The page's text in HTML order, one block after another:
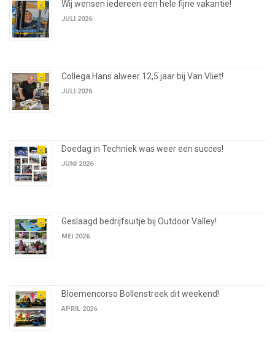
Wij wensen iedereen een hele fijne vakantie!
JULI 2026
Collega Hans alweer 12,5 jaar bij Van Vliet!
JULI 2026
Doedag in Techniek was weer een succes!
JUNI 2026
Geslaagd bedrijfsuitje bij Outdoor Valley!
MEI 2026
Bloemencorso Bollenstreek dit weekend!
APRIL 2026